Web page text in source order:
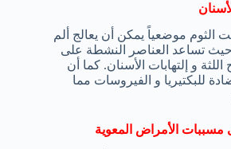
الثوم موضعياً يمكن أن يعالج ألم
حيث تساعد العناصر النشطة على
و إلتهابات الأسنان. كما أن
للبكتيريا و الفيروسات مما